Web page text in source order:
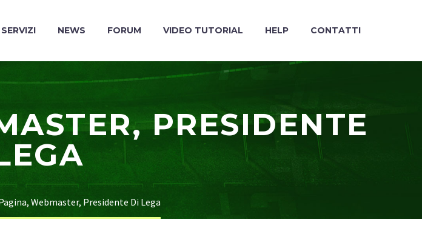
SERVIZI NEWS FORUM VIDEO TUTORIAL HELP CONTATTI
PRESIDENTE
Webmaster, Presidente Di Lega